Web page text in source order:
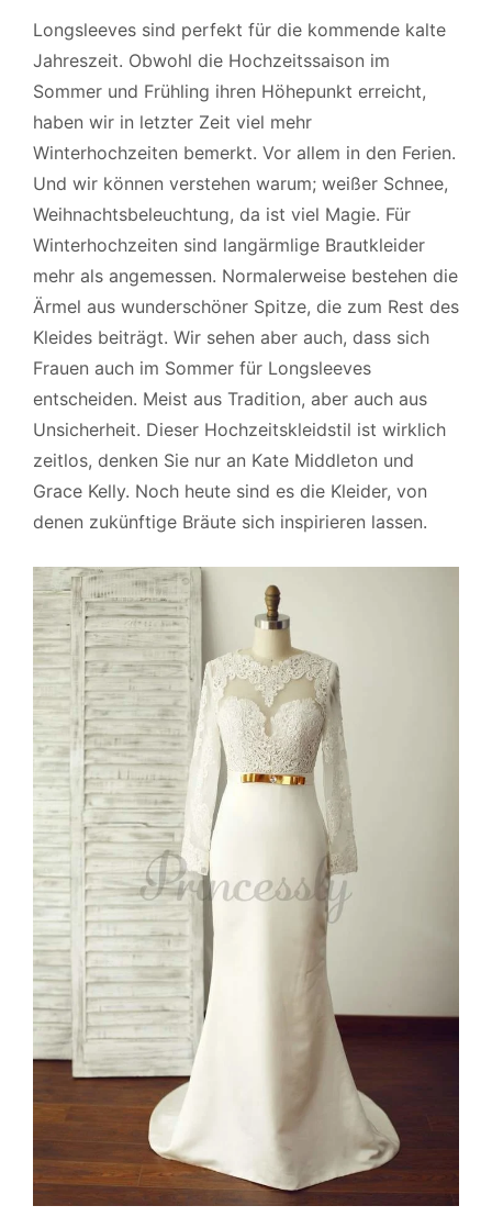
Longsleeves sind perfekt für die kommende kalte
Jahreszeit. Obwohl die Hochzeitssaison im
Sommer und Frühling ihren Höhepunkt erreicht,
haben wir in letzter Zeit viel mehr
Winterhochzeiten bemerkt. Vor allem in den Ferien.
Und wir können verstehen warum; weißer Schnee,
Weihnachtsbeleuchtung, da ist viel Magie. Für
Winterhochzeiten sind langärmlige Brautkleider
mehr als angemessen. Normalerweise bestehen die
Ärmel aus wunderschöner Spitze, die zum Rest des
Kleides beiträgt. Wir sehen aber auch, dass sich
Frauen auch im Sommer für Longsleeves
entscheiden. Meist aus Tradition, aber auch aus
Unsicherheit. Dieser Hochzeitskleidstil ist wirklich
zeitlos, denken Sie nur an Kate Middleton und
Grace Kelly. Noch heute sind es die Kleider, von
denen zukünftige Bräute sich inspirieren lassen.